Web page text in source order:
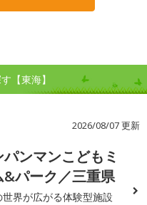
【東海】
2026/08/07 更新
ンマンこどもミ
&パーク／三重県
界が広がる体験型施設